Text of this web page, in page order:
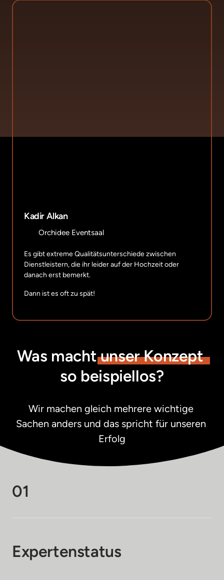
Kadir Alkan
Orchidee Eventsaal
Es gibt extreme Qualitätsunterschiede zwischen
Dienstleistern, die ihr leider auf der Hochzeit oder
danach erst bemerkt.
Dann ist es oft zu spät!
Was macht unser
Konzept
so beispiellos?
Wir machen gleich mehrere wichtige
Sachen anders und das spricht für unseren
Erfolg
01
Expertenstatus